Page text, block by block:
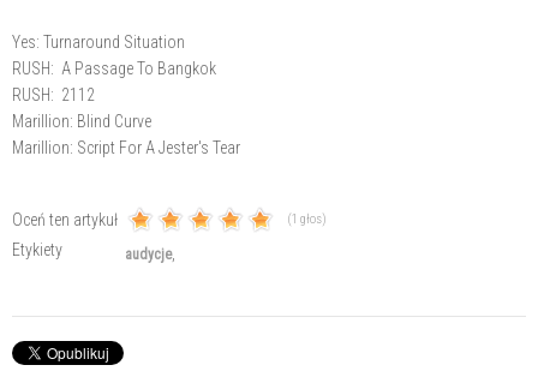
Yes: Turnaround Situation
RUSH: A Passage To Bangkok
RUSH: 2112
Marillion: Blind Curve
Marillion: Script For A Jester's Tear
Oceń ten artykuł (1 głos)
Etykiety audycje